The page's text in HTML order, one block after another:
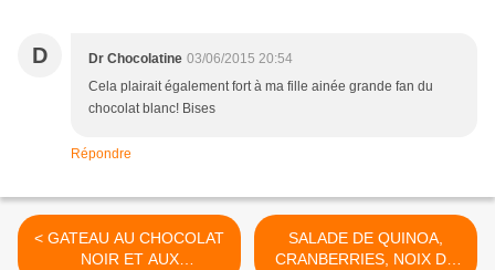
D Dr Chocolatine 03/06/2015 20:54
Cela plairait également fort à ma fille ainée grande fan du
chocolat blanc! Bises
Répondre
< GATEAU AU CHOCOLAT
NOIR ET AUX
SALADE DE QUINOA,
CRANBERRIES, NOIX DE